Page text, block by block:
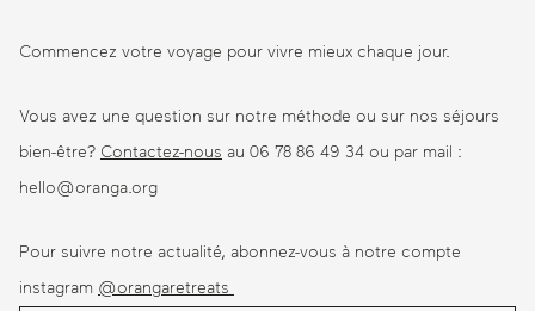
Commencez votre voyage pour vivre mieux chaque jour.
Vous avez une question sur notre méthode ou sur nos séjours
bien-être? Contactez-nous au 06 78 86 49 34 ou par mail :
hello@oranga.org
Pour suivre notre actualité, abonnez-vous à notre compte
instagram @orangaretreats